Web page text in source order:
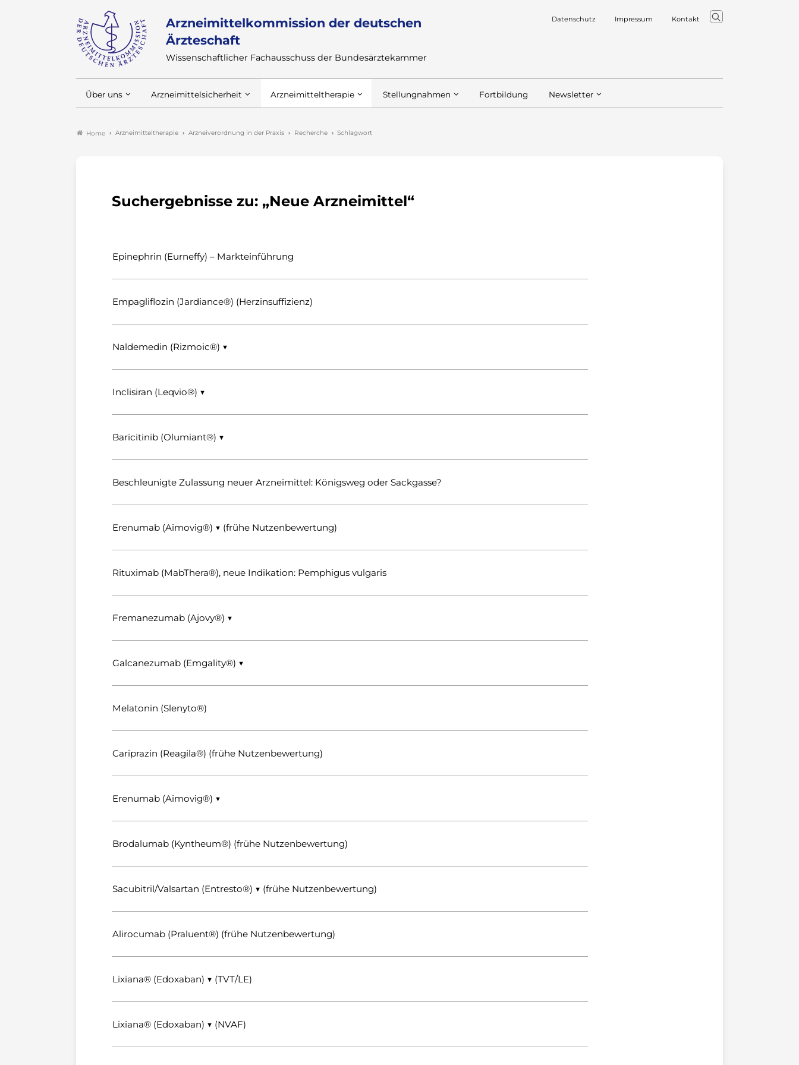
Arzneimittelkommission der deutschen
Ärzteschaft
Wissenschaftlicher Fachausschuss der Bundesärztekammer
Datenschutz Impressum Kontakt
Über uns Arzneimittelsicherheit Arzneimitteltherapie Stellungnahmen Fortbildung Newsletter
Home Arzneimitteltherapie Arzneiverordnung in der Praxis Recherche Schlagwort
Suchergebnisse zu: „Neue Arzneimittel“
Epinephrin (Eurneffy) – Markteinführung
Empagliflozin (Jardiance®) (Herzinsuffizienz)
Naldemedin (Rizmoic®) ▼
Inclisiran (Leqvio®) ▼
Baricitinib (Olumiant®) ▼
Beschleunigte Zulassung neuer Arzneimittel: Königsweg oder Sackgasse?
Erenumab (Aimovig®) ▼ (frühe Nutzenbewertung)
Rituximab (MabThera®), neue Indikation: Pemphigus vulgaris
Fremanezumab (Ajovy®) ▼
Galcanezumab (Emgality®) ▼
Melatonin (Slenyto®)
Cariprazin (Reagila®) (frühe Nutzenbewertung)
Erenumab (Aimovig®) ▼
Brodalumab (Kyntheum®) (frühe Nutzenbewertung)
Sacubitril/Valsartan (Entresto®) ▼ (frühe Nutzenbewertung)
Alirocumab (Praluent®) (frühe Nutzenbewertung)
Lixiana® (Edoxaban) ▼ (TVT/LE)
Lixiana® (Edoxaban) ▼ (NVAF)